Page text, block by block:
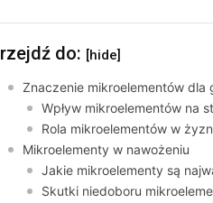
do: [hide]
Znaczenie mikroelementów dla
Wpływ mikroelementów na
Rola mikroelementów w
Mikroelementy w nawożeniu
Jakie mikroelementy są
Skutki niedoboru